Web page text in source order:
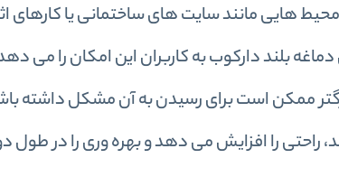
هایی مانند سایت های ساختمانی یا کارهای
بلند دارکوب به کاربران این امکان را می
ممکن است برای رسیدن به آن مشکل داشته
را افزایش می دهد و بهره وری را در طول